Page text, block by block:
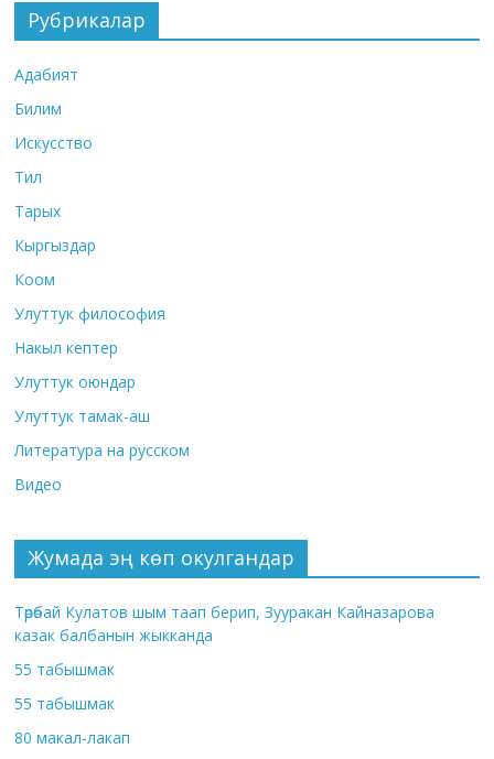
Рубрикалар
Адабият
Билим
Искусство
Тил
Тарых
Кыргыздар
Коом
Улуттук философия
Накыл кептер
Улуттук оюндар
Улуттук тамак-аш
Литература на русском
Видео
Жумада эң көп окулгандар
Төрөбай Кулатов шым таап берип, Зууракан Кайназарова
казак балбанын жыкканда
55 табышмак
55 табышмак
80 макал-лакап